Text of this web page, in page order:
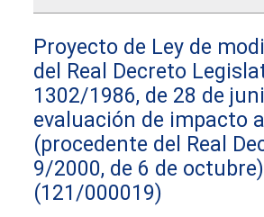
Proyecto de Ley de
del Real Decreto
1302/1986, de 28 de
evaluación de impacto
(procedente del Real
9/2000, de 6 de
(121/000019)